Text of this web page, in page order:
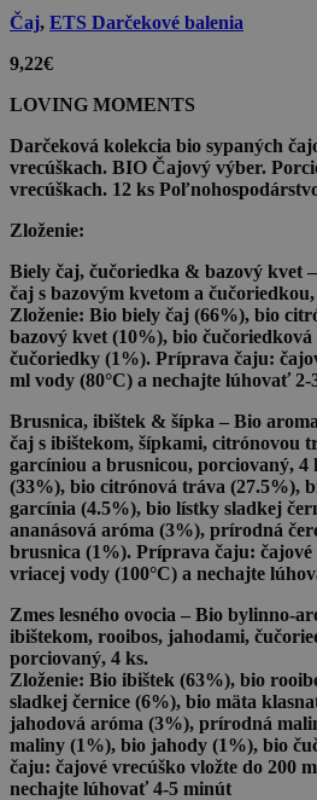
Čaj, ETS Darčekové balenia
9,22€
LOVING MOMENTS
Darčeková kolekcia bio sypaných
vrecúškach. BIO Čajový výber.
vrecúškach. 12 ks
Zloženie:
Biely čaj, čučoriedka & bazový kvet
čaj s bazovým kvetom a
Zloženie: Bio biely čaj (66%), bio
bazový kvet (10%), bio
čučoriedky (1%). Príprava čaju:
ml vody (80°C) a nechajte lúhovať
Brusnica, ibištek & šípka – Bio
čaj s ibištekom, šípkami, citrónovou
garcíniou a brusnicou, porciovaný, 4
(33%), bio citrónová tráva (27.5%),
garcínia (4.5%), bio lístky sladkej
ananásová aróma (3%), prírodná
brusnica (1%). Príprava čaju: čajové
vriacej vody (100°C) a nechajte
Zmes lesného ovocia – Bio bylinno-
ibištekom, rooibos, jahodami,
porciovaný, 4 ks.
Zloženie: Bio ibištek (63%), bio
sladkej černice (6%), bio mäta
jahodová aróma (3%), prírodná
maliny (1%), bio jahody (1%), bio
čaju: čajové vrecúško vložte do 200
nechajte lúhovať 4-5 minút